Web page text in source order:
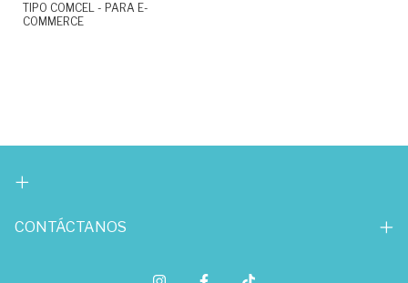
TIPO COMCEL - PARA E-
COMMERCE
CONTÁCTANOS